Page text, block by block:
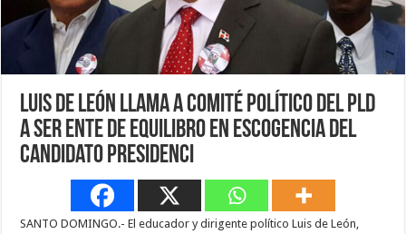
Luis de León llama a Comité Político del PLD
a ser ente de equilibro en escogencia del
candidato presidenci
SANTO DOMINGO.- El educador y dirigente político Luis de León,